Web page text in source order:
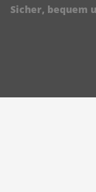
Sicher, bequem